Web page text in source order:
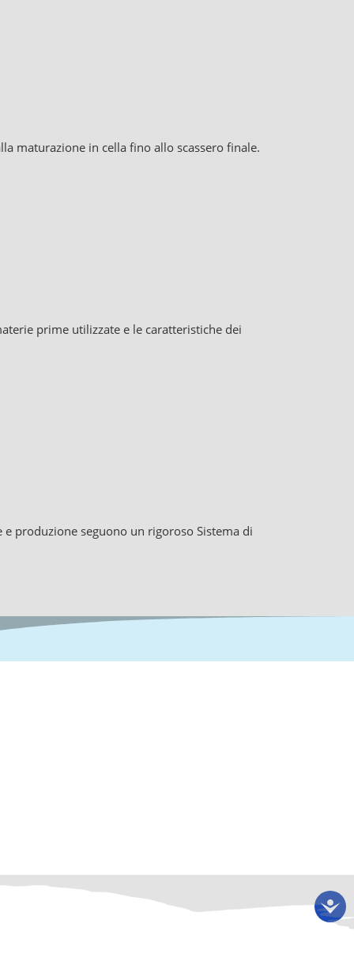
maturazione in cella fino allo scassero finale.
prime utilizzate e le caratteristiche dei
produzione seguono un rigoroso Sistema di